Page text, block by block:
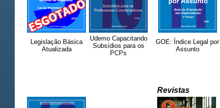
Legislação Básica
Atualizada
Udemo Capacitando
Subsídios para os
PCPs
GOE: Índice Legal por
Assunto
Revistas